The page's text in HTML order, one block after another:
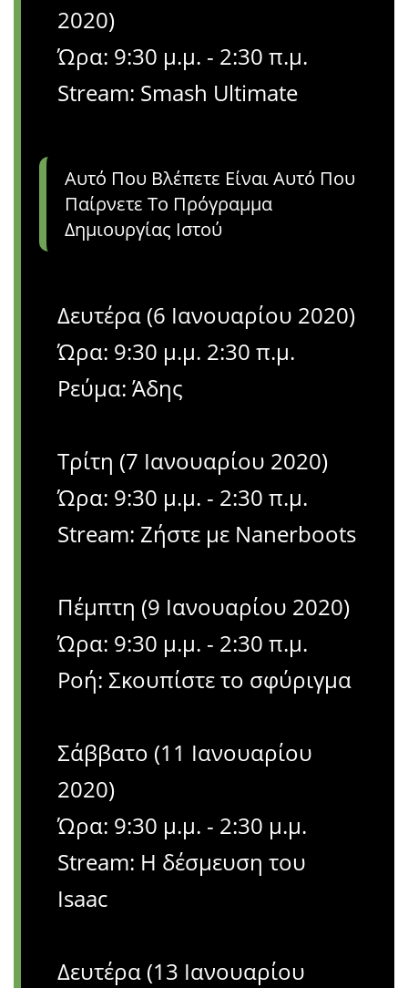
2020)
Ώρα: 9:30 μ.μ. - 2:30 π.μ.
Stream: Smash Ultimate
Αυτό Που Βλέπετε Είναι Αυτό Που
Παίρνετε Το Πρόγραμμα
Δημιουργίας Ιστού
Δευτέρα (6 Ιανουαρίου 2020)
Ώρα: 9:30 μ.μ. 2:30 π.μ.
Ρεύμα: Άδης
Τρίτη (7 Ιανουαρίου 2020)
Ώρα: 9:30 μ.μ. - 2:30 π.μ.
Stream: Ζήστε με Nanerboots
Πέμπτη (9 Ιανουαρίου 2020)
Ώρα: 9:30 μ.μ. - 2:30 π.μ.
Ροή: Σκουπίστε το σφύριγμα
Σάββατο (11 Ιανουαρίου
2020)
Ώρα: 9:30 μ.μ. - 2:30 μ.μ.
Stream: Η δέσμευση του
Isaac
Δευτέρα (13 Ιανουαρίου